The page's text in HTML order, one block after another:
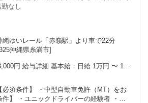
勤なし
ゆいレール「赤嶺駅」より車で22分
沖縄県糸満市]
円 給与詳細 基本給：日給 1万円 〜 1万
族手当金額：なし 全員に一律で支払われ
なし
須条件】 ・中型自動車免許（MT）をお